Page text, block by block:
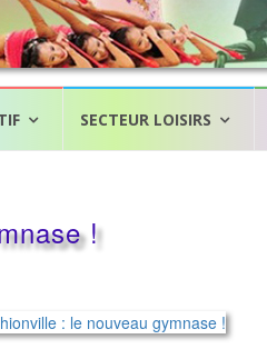
SECTEUR LOISIRS
!